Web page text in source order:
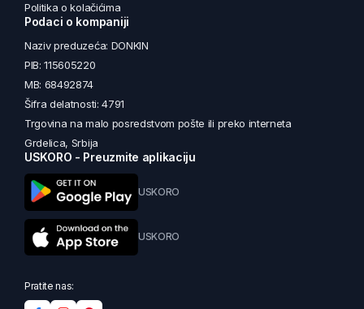
Politika o kolačićima
Podaci o kompaniji
Naziv preduzeća: DONKIN
PIB: 115605220
MB: 68492874
Šifra delatnosti: 4791
Trgovina na malo posredstvom pošte ili preko interneta
Grdelica, Srbija
USKORO - Preuzmite aplikaciju
USKORO
USKORO
Pratite nas: